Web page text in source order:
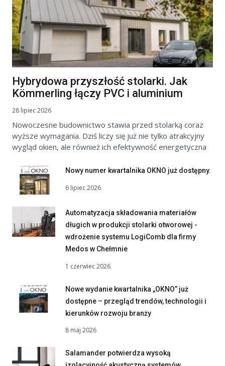
Hybrydowa przyszłość stolarki. Jak
Kömmerling łączy PVC i aluminium
28 lipiec 2026
Nowoczesne budownictwo stawia przed stolarką coraz
wyższe wymagania. Dziś liczy się już nie tylko atrakcyjny
wygląd okien, ale również ich efektywność energetyczna
Nowy numer kwartalnika OKNO już dostępny.
6 lipiec 2026
Automatyzacja składowania materiałów
długich w produkcji stolarki otworowej -
wdrożenie systemu LogiComb dla firmy
Medos w Chełmnie
1 czerwiec 2026
Nowe wydanie kwartalnika „OKNO” już
dostępne – przegląd trendów, technologii i
kierunków rozwoju branży
8 maj 2026
Salamander potwierdza wysoką